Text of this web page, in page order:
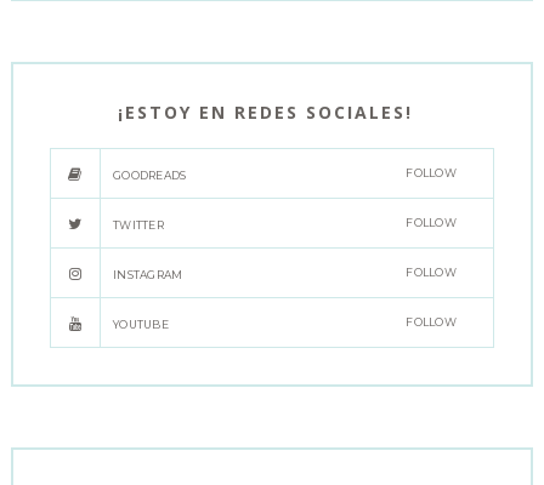
¡ESTOY EN REDES SOCIALES!
GOODREADS FOLLOW
TWITTER FOLLOW
INSTAGRAM FOLLOW
YOUTUBE FOLLOW